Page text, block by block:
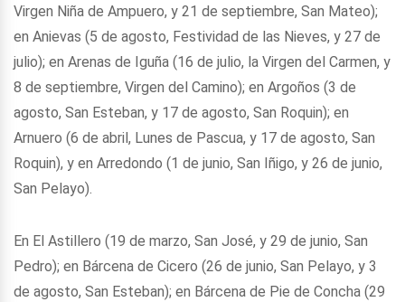
Virgen Niña de Ampuero, y 21 de septiembre, San Mateo);
en Anievas (5 de agosto, Festividad de las Nieves, y 27 de
julio); en Arenas de Iguña (16 de julio, la Virgen del Carmen, y
8 de septiembre, Virgen del Camino); en Argoños (3 de
agosto, San Esteban, y 17 de agosto, San Roquin); en
Arnuero (6 de abril, Lunes de Pascua, y 17 de agosto, San
Roquin), y en Arredondo (1 de junio, San Iñigo, y 26 de junio,
San Pelayo).
En El Astillero (19 de marzo, San José, y 29 de junio, San
Pedro); en Bárcena de Cicero (26 de junio, San Pelayo, y 3
de agosto, San Esteban); en Bárcena de Pie de Concha (29